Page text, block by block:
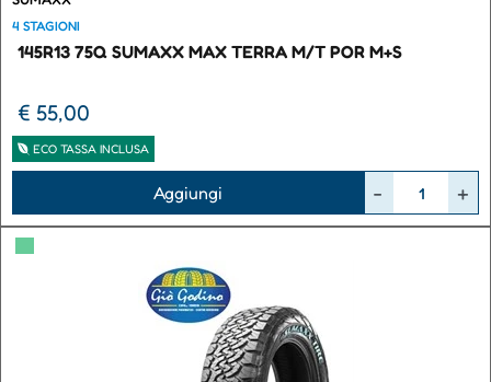
4 STAGIONI
145R13 75Q SUMAXX MAX TERRA M/T POR M+S
€ 55,00
ECO TASSA INCLUSA
Aggiungi
▀